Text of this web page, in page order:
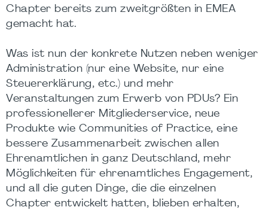
Chapter bereits zum zweitgrößten in EMEA
gemacht hat.
Was ist nun der konkrete Nutzen neben weniger
Administration (nur eine Website, nur eine
Steuererklärung, etc.) und mehr
Veranstaltungen zum Erwerb von PDUs? Ein
professionellerer Mitgliederservice, neue
Produkte wie Communities of Practice, eine
bessere Zusammenarbeit zwischen allen
Ehrenamtlichen in ganz Deutschland, mehr
Möglichkeiten für ehrenamtliches Engagement,
und all die guten Dinge, die die einzelnen
Chapter entwickelt hatten, blieben erhalten,